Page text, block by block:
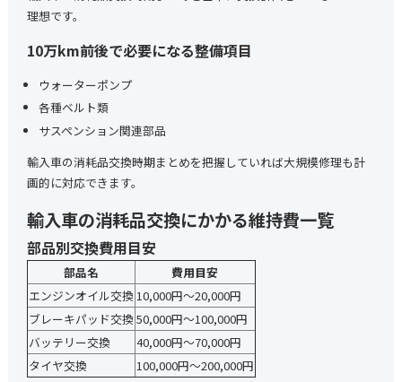
理想です。
10万km前後で必要になる整備項目
ウォーターポンプ
各種ベルト類
サスペンション関連部品
輸入車の消耗品交換時期まとめを把握していれば大規模修理も計
画的に対応できます。
輸入車の消耗品交換にかかる維持費一覧
部品別交換費用目安
部品名
費用目安
エンジンオイル交換 10,000円〜20,000円
ブレーキパッド交換 50,000円〜100,000円
バッテリー交換
40,000円〜70,000円
タイヤ交換
100,000円〜200,000円